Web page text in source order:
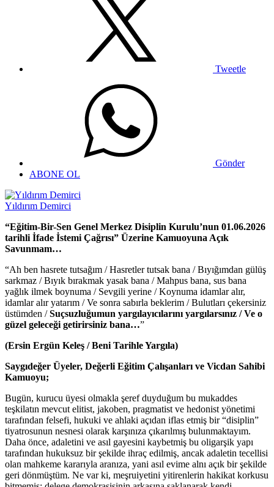
Tweetle
Gönder
ABONE OL
Yıldırım Demirci
“Eğitim-Bir-Sen Genel Merkez Disiplin Kurulu’nun 01.06.2026
tarihli İfade İstemi Çağrısı” Üzerine Kamuoyuna Açık
Savunmam…
“Ah ben hasrete tutsağım / Hasretler tutsak bana / Bıyığımdan gülüş
sarkmaz / Bıyık bırakmak yasak bana / Mahpus bana, sus bana
yağlık ilmek boynuma / Sevgili yerine / Koynuma idamlar alır,
idamlar alır yatarım / Ve sonra sabırla beklerim / Bulutları çekersiniz
üstümden /Suçsuzluğumun yargılayıcılarını yargılarsınız / Ve o
güzel geleceği getirirsiniz bana…”
(Ersin Ergün Keleş / Beni Tarihle Yargıla)
Saygıdeğer Üyeler, Değerli Eğitim Çalışanları ve Vicdan Sahibi
Kamuoyu;
Bugün, kurucu üyesi olmakla şeref duyduğum bu mukaddes
teşkilatın mevcut elitist, jakoben, pragmatist ve hedonist yönetimi
tarafından felsefi, hukuki ve ahlaki açıdan iflas etmiş bir “disiplin”
tiyatrosunun nesnesi olarak karşınıza çıkarılmış bulunmaktayım.
Daha önce, adaletini ve asıl gayesini kaybetmiş bu oligarşik yapı
tarafından hukuksuz bir şekilde ihraç edilmiş, ancak adaletin tecellisi
olan mahkeme kararıyla aranıza, yani asıl evime alnı açık bir şekilde
geri dönmüştüm. Ne var ki, meşruiyetini yitirenlerin hakikat korkusu